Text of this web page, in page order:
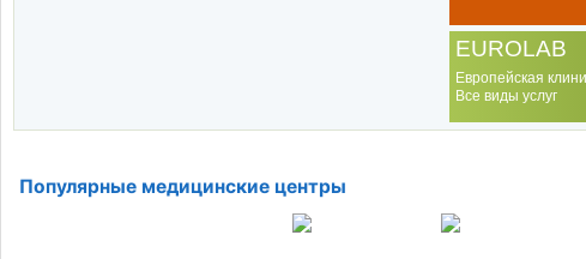
EUROLAB
Европейская
Все виды услуг
Популярные медицинские центры